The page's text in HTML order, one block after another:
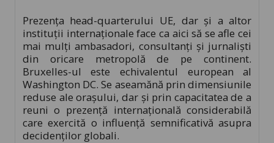
Prezența head-quarterului UE, dar și a altor
instituții internaționale face ca aici să se afle cei
mai mulți ambasadori, consultanți și jurnaliști
din oricare metropolă de pe continent.
Bruxelles-ul este echivalentul european al
Washington DC. Se aseamănă prin dimensiunile
reduse ale orașului, dar și prin capacitatea de a
reuni o prezență internațională considerabilă
care exercită o influență semnificativă asupra
decidenților globali.